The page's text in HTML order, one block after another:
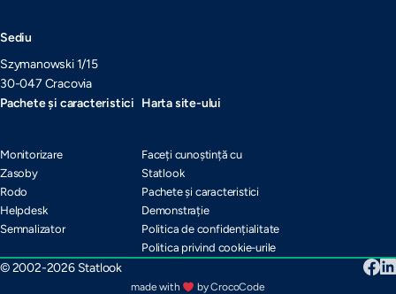
Sediu
Szymanowski 1/15
30-047 Cracovia
Pachete și caracteristici
Monitorizare
Zasoby
Rodo
Helpdesk
Semnalizator
Harta site-ului
Faceți cunoștință cu
Statlook
Pachete și caracteristici
Demonstrație
Politica de confidențialitate
Politica privind cookie-urile
© 2002-2026 Statlook
made with by CrocoCode